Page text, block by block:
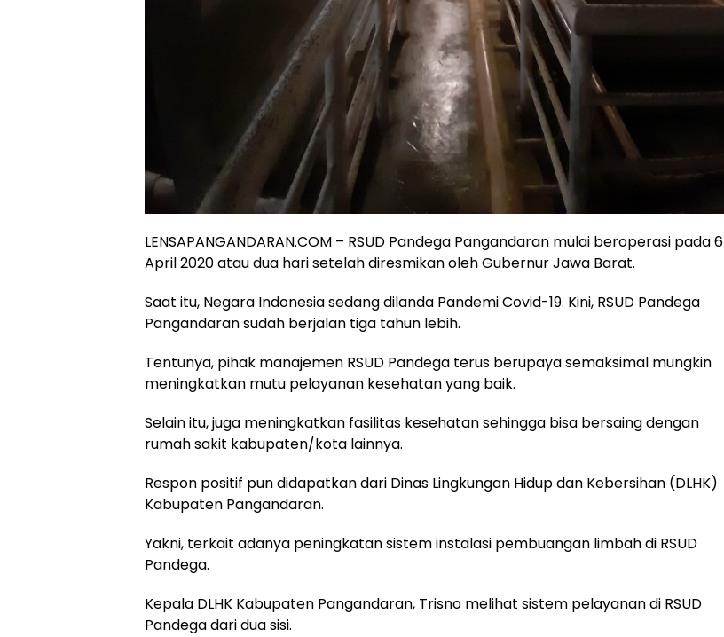
LENSAPANGANDARAN.COM – RSUD Pandega Pangandaran mulai beroperasi pada 6
April 2020 atau dua hari setelah diresmikan oleh Gubernur Jawa Barat.
Saat itu, Negara Indonesia sedang dilanda Pandemi Covid-19. Kini, RSUD Pandega
Pangandaran sudah berjalan tiga tahun lebih.
Tentunya, pihak manajemen RSUD Pandega terus berupaya semaksimal mungkin
meningkatkan mutu pelayanan kesehatan yang baik.
Selain itu, juga meningkatkan fasilitas kesehatan sehingga bisa bersaing dengan
rumah sakit kabupaten/kota lainnya.
Respon positif pun didapatkan dari Dinas Lingkungan Hidup dan Kebersihan (DLHK)
Kabupaten Pangandaran.
Yakni, terkait adanya peningkatan sistem instalasi pembuangan limbah di RSUD
Pandega.
Kepala DLHK Kabupaten Pangandaran, Trisno melihat sistem pelayanan di RSUD
Pandega dari dua sisi.